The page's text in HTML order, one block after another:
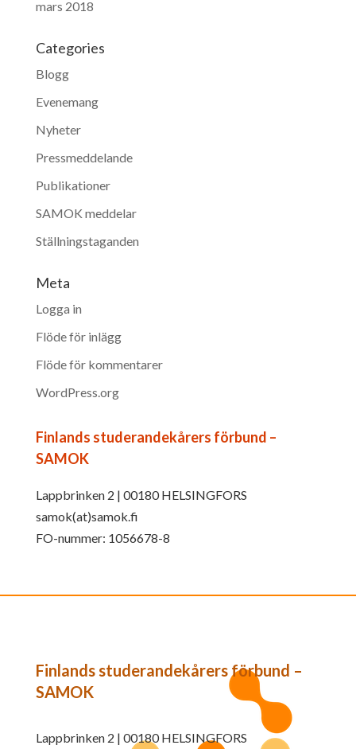
mars 2018
Categories
Blogg
Evenemang
Nyheter
Pressmeddelande
Publikationer
SAMOK meddelar
Ställningstaganden
Meta
Logga in
Flöde för inlägg
Flöde för kommentarer
WordPress.org
Finlands studerandekårers förbund –
SAMOK
Lappbrinken 2 | 00180 HELSINGFORS
samok(at)samok.fi
FO-nummer: 1056678-8
Finlands studerandekårers förbund –
SAMOK
Lappbrinken 2 | 00180 HELSINGFORS